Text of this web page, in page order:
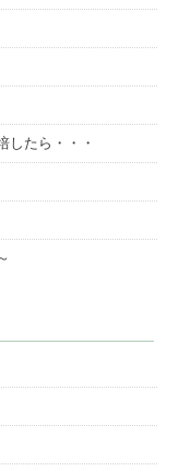
したら・・・